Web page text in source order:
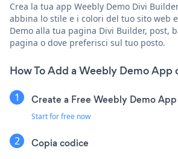
Crea la tua app Weebly Demo Divi
abbina lo stile e i colori del tuo sito web
Demo alla tua pagina Divi Builder, post,
pagina o dove preferisci sul tuo posto.
How To Add a Weebly Demo App
Create a Free Weebly Demo App
Start for free now
Copia codice